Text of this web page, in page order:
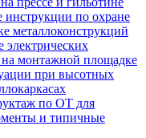
инструкции по охране
металлоконструкций
электрических
на монтажной площадке
при высотных
по ОТ для
и типичные